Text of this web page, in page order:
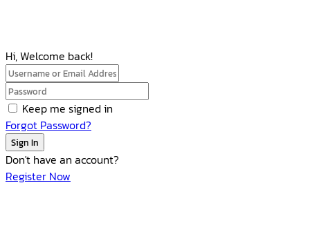
Hi, Welcome back!
Keep me signed in
Forgot Password?
Sign In
Don't have an account?
Register Now